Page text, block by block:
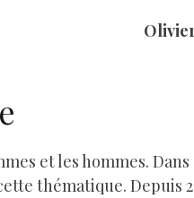
et les hommes.
thématique. Depuis